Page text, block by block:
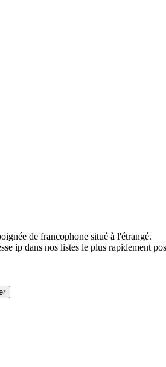
de francophone situé à l'étrangé.
ip dans nos listes le plus rapidement